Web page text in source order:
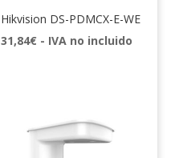
Hikvision DS-PDMCX-E-WE
31,84€ - IVA no incluido